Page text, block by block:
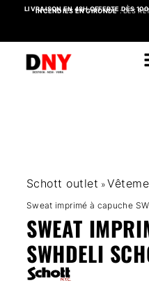
LIVRAISON EN 48H OFFERTE DÈS
INCENDIES EN GIRONDE: DES
Schott outlet »
Sweat imprimé à capuche
SWEAT
SWHDELI